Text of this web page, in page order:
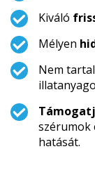
Kiváló
Mélyen
Nem
szérumok
hatását.